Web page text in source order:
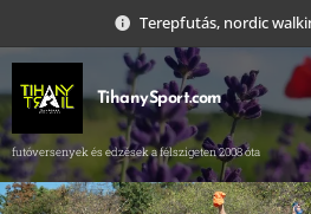
Terepfutás, nordic
TihanySport.com
futóversenyek és edzések a félszigeten 2008 óta